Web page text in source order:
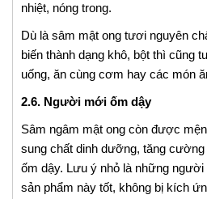
nhiệt, nóng trong.
Dù là sâm mật ong tươi nguyên
biến thành dạng khô, bột thì cũng
uống, ăn cùng cơm hay các món
2.6. Người mới ốm dậy
Sâm ngâm mật ong còn được
sung chất dinh dưỡng, tăng
ốm dậy. Lưu ý nhỏ là những
sản phẩm này tốt, không bị kích